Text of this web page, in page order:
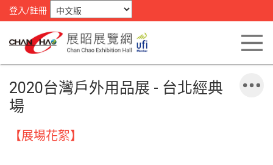
登入/註冊
2020台灣戶外用品展 - 台北經典
場
【展場花絮】